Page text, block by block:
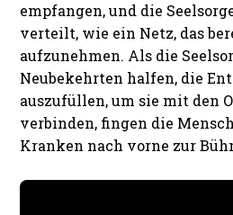
empfangen, und die
verteilt, wie ein Netz, das
aufzunehmen. Als die
Neubekehrten halfen, die
auszufüllen, um sie mit den
verbinden, fingen die
Kranken nach vorne zur